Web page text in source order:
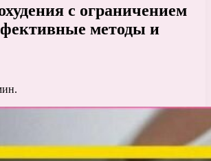
с ограничением
методы и